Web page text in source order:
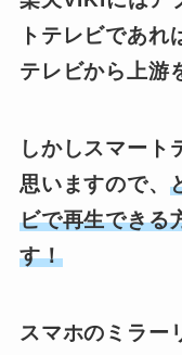
トテレビであ
テレビから上游
しかしスマート
思いますので、
ビで再生できる
す！
スマホのミラー